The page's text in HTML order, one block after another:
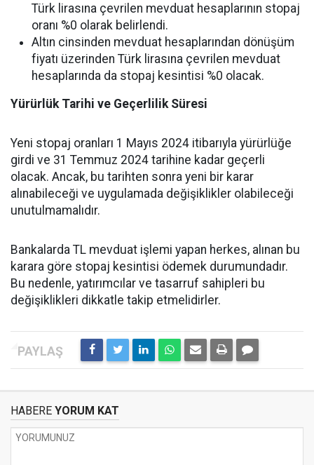
Türk lirasına çevrilen mevduat hesaplarının stopaj
oranı %0 olarak belirlendi.
Altın cinsinden mevduat hesaplarından dönüşüm
fiyatı üzerinden Türk lirasına çevrilen mevduat
hesaplarında da stopaj kesintisi %0 olacak.
Yürürlük Tarihi ve Geçerlilik Süresi
Yeni stopaj oranları 1 Mayıs 2024 itibarıyla yürürlüğe
girdi ve 31 Temmuz 2024 tarihine kadar geçerli
olacak. Ancak, bu tarihten sonra yeni bir karar
alınabileceği ve uygulamada değişiklikler olabileceği
unutulmamalıdır.
Bankalarda TL mevduat işlemi yapan herkes, alınan bu
karara göre stopaj kesintisi ödemek durumundadır.
Bu nedenle, yatırımcılar ve tasarruf sahipleri bu
değişiklikleri dikkatle takip etmelidirler.
HABERE YORUM KAT